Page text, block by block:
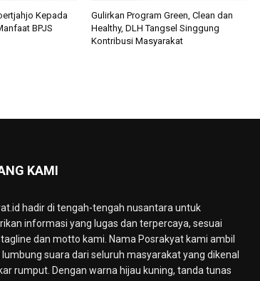
Kepada
BPJS
Gulirkan Program Green, Clean dan
Healthy, DLH Tangsel Singgung
Kontribusi Masyarakat
KAMI
hadir di tengah-tengah nusantara untuk
informasi yang lugas dan terpercaya, sesuai
dan motto kami. Nama Posrakyat kami ambil
suara dari seluruh masyarakat yang dikenal
rumput. Dengan warna hijau kuning, tanda tunas